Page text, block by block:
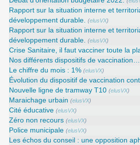
Rapport sur la situation interne et
développement durable. (elusVX)
Rapport sur la situation interne et
développement durable. (elusVX)
Crise Sanitaire, il faut vacciner toute la
Nos différents dispositifs de vaccination…
Le chiffre du mois : 1% (elusVX)
Évolution du dispositif de vaccination
Nouvelle ligne de tramway T10 (elusVX)
Maraichage urbain (elusVX)
Cité éducative (elusVX)
Zéro non recours (elusVX)
Police municipale (elusVX)
Les échos du conseil : une opposition